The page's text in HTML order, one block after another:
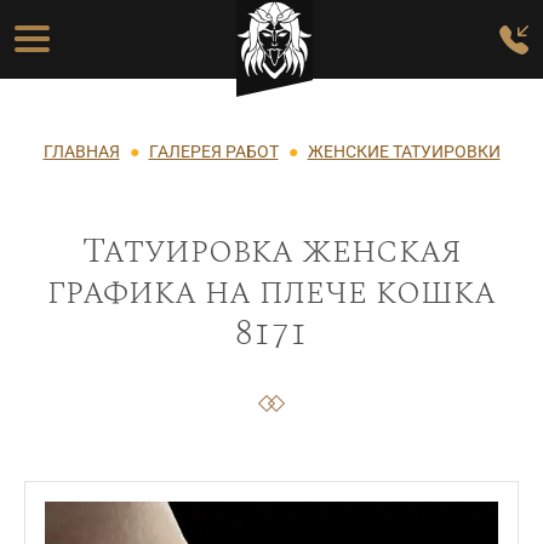
Перейти к основному содержанию
Основная навигация
Строка навигации
ГЛАВНАЯ ГАЛЕРЕЯ РАБОТ ЖЕНСКИЕ ТАТУИРОВКИ
Татуировка женская
графика на плече кошка
8171